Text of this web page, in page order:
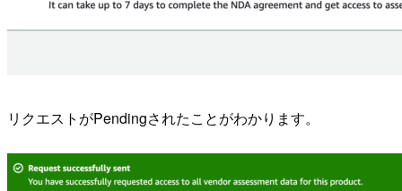
リクエストがPendingされたことがわかります。